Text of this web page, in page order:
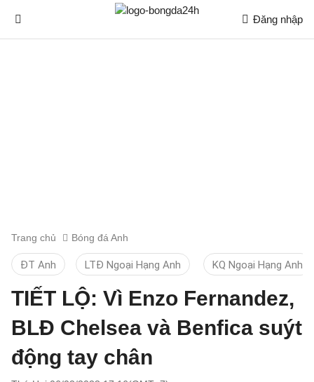
Đăng nhập
Trang chủ Bóng đá Anh
ĐT Anh LTĐ Ngoại Hạng Anh KQ Ngoại Hạng Anh
TIẾT LỘ: Vì Enzo Fernandez,
BLĐ Chelsea và Benfica suýt
động tay chân